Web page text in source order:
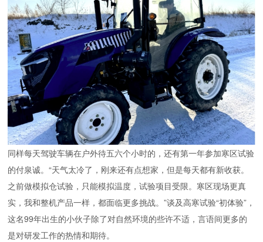
同样每天驾驶车辆在户外待五六个小时的，还有第一年参加寒区试验
的付泉诚。“天气太冷了，刚来还有点想家，但是每天都有新收获。
之前做模拟仓试验，只能模拟温度，试验项目受限。寒区现场更真
实，我和整机产品一样，都面临更多挑战。”谈及高寒试验“初体验”，
这名99年出生的小伙子除了对自然环境的些许不适，言语间更多的
是对研发工作的热情和期待。